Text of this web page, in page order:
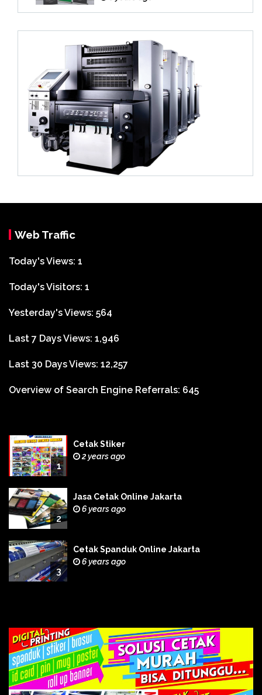
Web Traffic
Today's Views: 1
Today's Visitors: 1
Yesterday's Views: 564
Last 7 Days Views: 1,946
Last 30 Days Views: 12,257
Overview of Search Engine Referrals: 645
1
Cetak Stiker
2 years ago
2
Jasa Cetak Online Jakarta
6 years ago
3
Cetak Spanduk Online Jakarta
6 years ago